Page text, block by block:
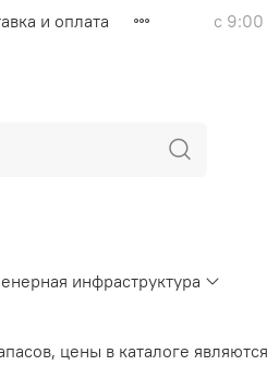
и оплата с 9:00
инфраструктура
цены в каталоге